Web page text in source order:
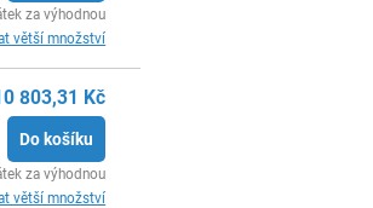
za výhodnou
větší množství
803,31 Kč
Do košíku
za výhodnou
větší množství